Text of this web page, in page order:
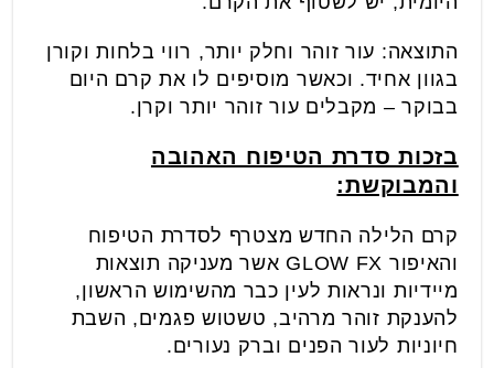
התוצאה: עור זוהר וחלק יותר, רווי בלחות וקורן
בגוון אחיד. וכאשר מוסיפים לו את קרם היום
בבוקר – מקבלים עור זוהר יותר וקרן.
בזכות סדרת הטיפוח האהובה
והמבוקשת:
קרם הלילה החדש מצטרף לסדרת הטיפוח
והאיפור GLOW FX אשר מעניקה תוצאות
מיידיות ונראות לעין כבר מהשימוש הראשון,
להענקת זוהר מרהיב, טשטוש פגמים, השבת
חיוניות לעור הפנים וברק נעורים.